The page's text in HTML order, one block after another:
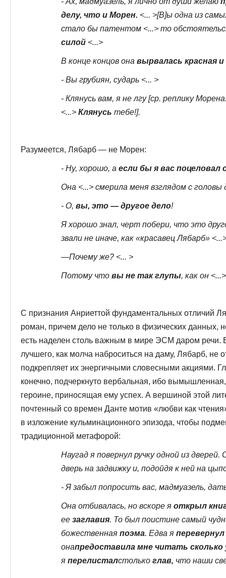
делу, что и Морен. <... >[В]ы одна из
стало бы патентом <...> то
силой <...>
В конце концов она вырвалась красная и
- Вы грубиян, сударь <... >
- Клянусь вам, я не лгу [ср. реплику
<...> Клянусь тебе!].
Разумеется, Лябарб — не Морен:
- Ну, хорошо, а если бы я вас поцеловал
Она <...> смерила меня взглядом с головы
- О, вы, это — другое дело!
Я хорошо знал, черт побери, что это
звали не иначе, как «красавец Лябарб»
—Почему же? <... >
Потому что вы не так глупы, как он
С признания Анриеттой фундаментальных отличий
роман, причем дело не только в физических данных,
есть наделен столь важным в мире ЭСМ даром речи.
лучшего, как молча наброситься на даму, Лябарб, не
подкрепляет их энергич­ными словесными акциями.
конечно, под­черкнуто вербальная, ибо
героине, приносящая ему успех. А вершиной этой
почтенный со времен Данте мотив «любви как
в изложение кульминационного эпизода, чтобы
традиционной метафорой:
Наугад я повернул ручку одной из
дверь на задвижку и, подойдя к ней на
- Я забыл попросить вас, мадмуазель,
Она отбивалась, но вскоре я открыл
ее заглавия. То был поистине самый
божественная поэма. Едва я
онапредоставила мне чи­тать сколько
я перелисталстолько глав, что наши